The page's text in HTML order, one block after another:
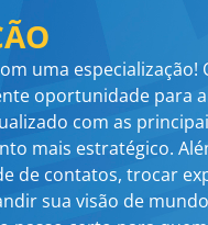
uma especialização!
oportunidade para
com as
mais estratégico.
de contatos, trocar
sua visão de